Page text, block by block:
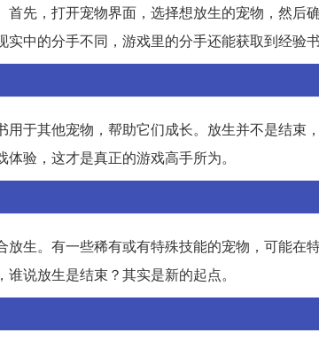
先，打开宠物界面，选择想放生的宠物，然后
中的分手不同，游戏里的分手还能获取到经验
于其他宠物，帮助它们成长。放生并不是结束
验，这才是真正的游戏高手所为。
放生。有一些稀有或有特殊技能的宠物，可能在
说放生是结束？其实是新的起点。